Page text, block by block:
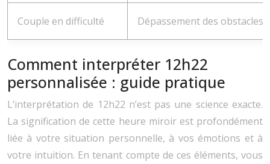
Couple en difficulté Dépassement des obstacles
Comment interpréter 12h22
personnalisée : guide pratique
L’interprétation de 12h22 n’est pas une science exacte.
La signification de cette heure miroir est profondément
liée à votre situation personnelle, à vos émotions et à
votre intuition. En tenant compte de ces éléments, vous